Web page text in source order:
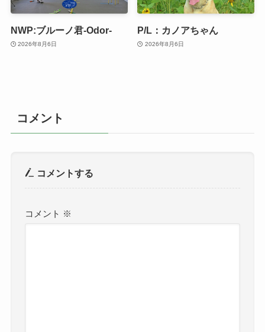
NWP:ブルーノ君-Odor-
2026年8月6日
P/L：カノアちゃん
2026年8月6日
コメント
コメントする
コメント ※